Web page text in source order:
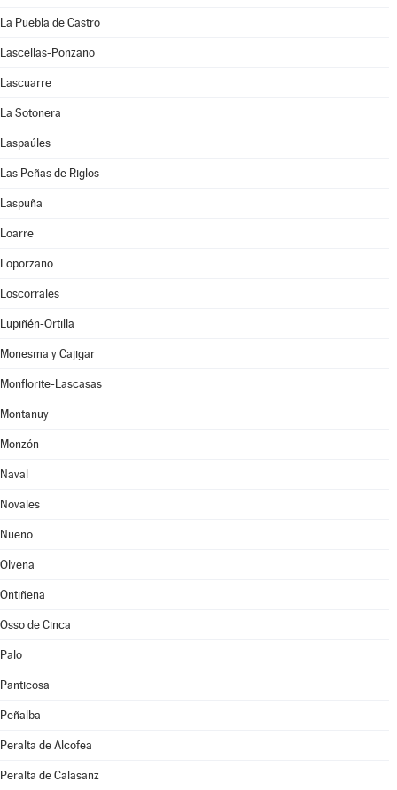
La Puebla de Castro
Lascellas-Ponzano
Lascuarre
La Sotonera
Laspaúles
Las Peñas de Riglos
Laspuña
Loarre
Loporzano
Loscorrales
Lupiñén-Ortilla
Monesma y Cajigar
Monflorite-Lascasas
Montanuy
Monzón
Naval
Novales
Nueno
Olvena
Ontiñena
Osso de Cinca
Palo
Panticosa
Peñalba
Peralta de Alcofea
Peralta de Calasanz